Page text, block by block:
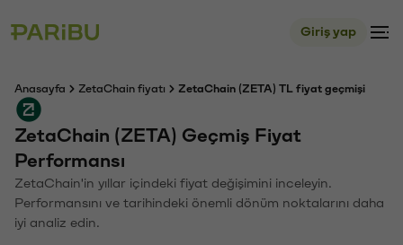
Giriş yap
Anasayfa ZetaChain fiyatı ZetaChain (ZETA) TL fiyat geçmişi
ZetaChain (ZETA) Geçmiş Fiyat
Performansı
ZetaChain'in yıllar içindeki fiyat değişimini inceleyin.
Performansını ve tarihindeki önemli dönüm noktalarını daha
iyi analiz edin.